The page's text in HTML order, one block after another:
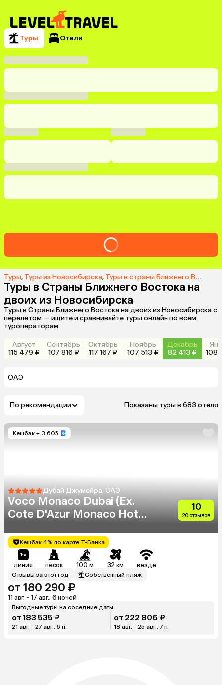
Туры Отели
Туры, Туры из Новосибирска, Туры в страны Ближнего Востока из Новосибирска
Туры в Страны Ближнего Востока на
двоих из Новосибирска
Туры в Страны Ближнего Востока на двоих из Новосибирска с
перелетом — ищите и сравнивайте туры онлайн по всем
туроператорам.
Август
115 479 ₽
Сентябрь
107 816 ₽
Октябрь
117 167 ₽
Ноябрь
107 513 ₽
Декабрь
82 413 ₽
108
ОАЭ
По рекомендации Показаны туры в 683 отеля
Кешбэк + 3 605
Дубай Джумейра, ОАЭ
Voco Monaco Dubai (Ex.
Cote D'Azur Monaco Hotel)
10
20 отзывов
Кешбэк 4% по карте Т-Банка
линия песок 100 м 32 км везде
Отзывы за этот год Собственный пляж
от 180 290 ₽
11 авг. - 17 авг., 6 ночей
Выгодные туры на соседние даты
от 183 535 ₽
21 авг. - 27 авг., 6 н.
от 222 806 ₽
18 авг. - 25 авг., 7 н.